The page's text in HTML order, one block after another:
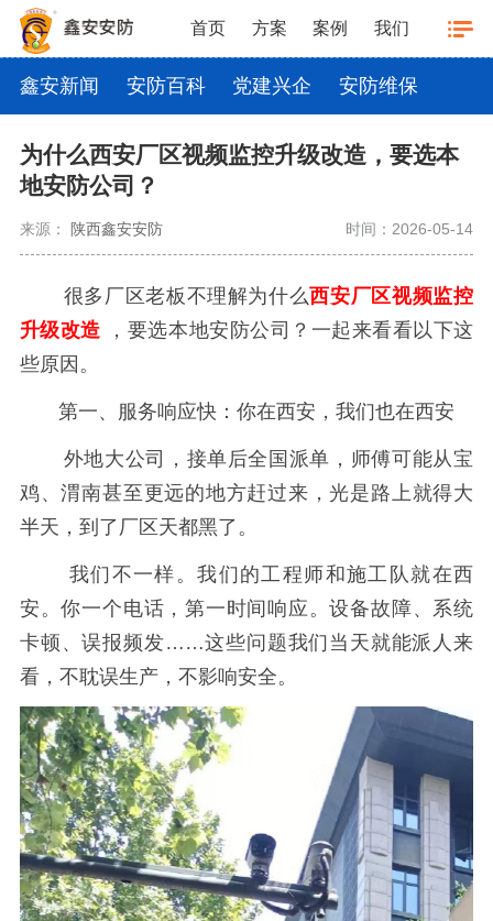
首页 方案 案例 我们
鑫安新闻 安防百科 党建兴企 安防维保
为什么西安厂区视频监控升级改造，要选本
地安防公司？
来源： 陕西鑫安安防 时间：2026-05-14
很多厂区老板不理解为什么西安厂区视频监控
升级改造
，要选本地安防公司？一起来看看以下这
些原因。
第一、服务响应快：你在西安，我们也在西安
外地大公司，接单后全国派单，师傅可能从宝
鸡、渭南甚至更远的地方赶过来，光是路上就得大
半天，到了厂区天都黑了。
我们不一样。我们的工程师和施工队就在西
安。你一个电话，第一时间响应。设备故障、系统
卡顿、误报频发……这些问题我们当天就能派人来
看，不耽误生产，不影响安全。